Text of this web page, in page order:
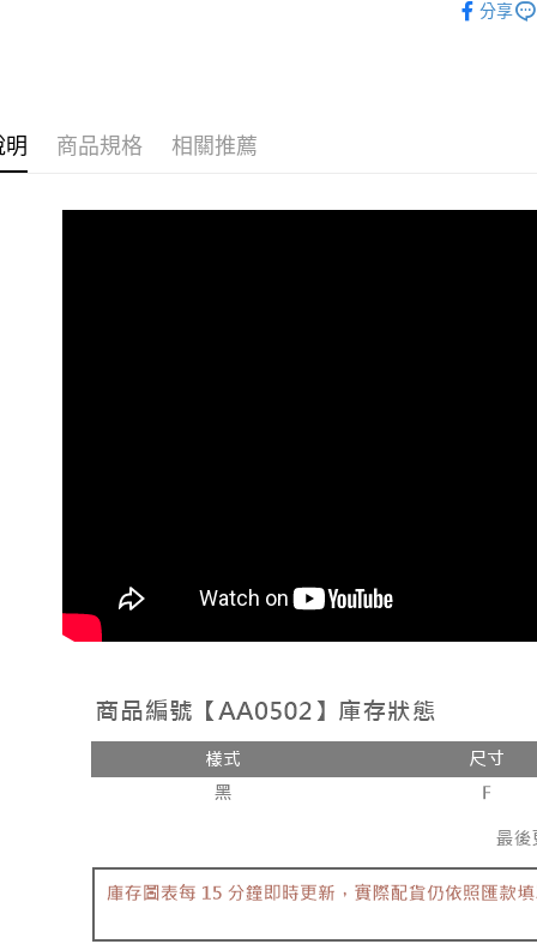
求債權轉
分享
明 商品規格 相關推薦